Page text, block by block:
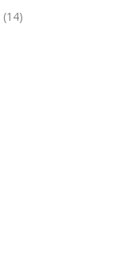
(14)